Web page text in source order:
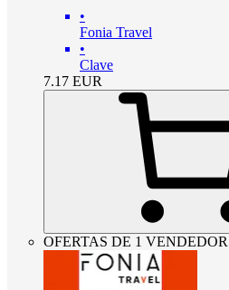
•
Fonia Travel
•
Clave
7.17 EUR
OFERTAS DE 1 VENDEDOR